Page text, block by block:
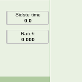
Sidste time
0.0
Rate/t
0.000